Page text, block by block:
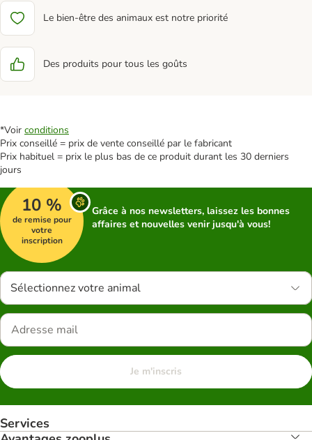
Le bien-être des animaux est notre priorité
Des produits pour tous les goûts
*Voir conditions
Prix conseillé = prix de vente conseillé par le fabricant
Prix habituel = prix le plus bas de ce produit durant les 30 derniers
jours
10 %
de remise pour
votre
inscription
Grâce à nos newsletters, laissez les bonnes
affaires et nouvelles venir jusqu'à vous!
Sélectionnez votre animal
Je m'inscris
Services